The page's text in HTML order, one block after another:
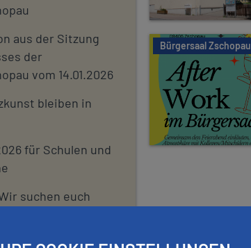
aus der Sitzung
der
vom 14.01.2026
bleiben in
für Schulen und
suchen euch
Bürgersaal Zschopau
P
G